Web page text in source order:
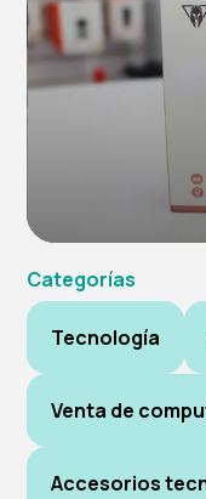
Categorías
Tecnología
Venta de
Accesorios